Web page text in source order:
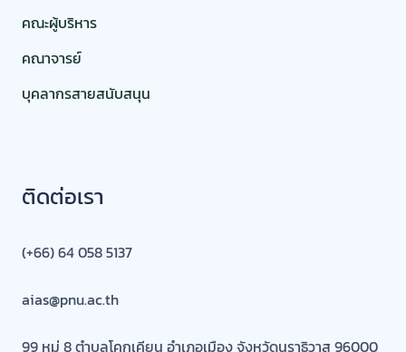
คณะผู้บริหาร
คณาจารย์
บุคลากรสายสนับสนุน
ติดต่อเรา
(+66) 64 058 5137
aias@pnu.ac.th
99 หมู่ 8 ตำบลโคกเคียน อำเภอเมือง จังหวัดนราธิวาส 96000